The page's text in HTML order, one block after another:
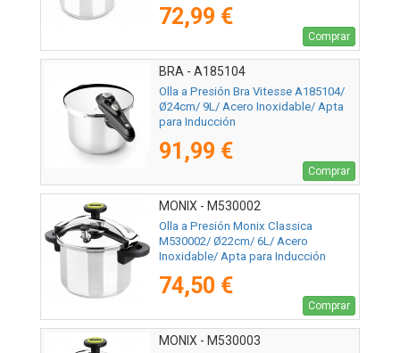
72,99 €
Comprar
BRA - A185104
Olla a Presión Bra Vitesse A185104/
Ø24cm/ 9L/ Acero Inoxidable/ Apta
para Inducción
91,99 €
Comprar
MONIX - M530002
Olla a Presión Monix Classica
M530002/ Ø22cm/ 6L/ Acero
Inoxidable/ Apta para Inducción
74,50 €
Comprar
MONIX - M530003